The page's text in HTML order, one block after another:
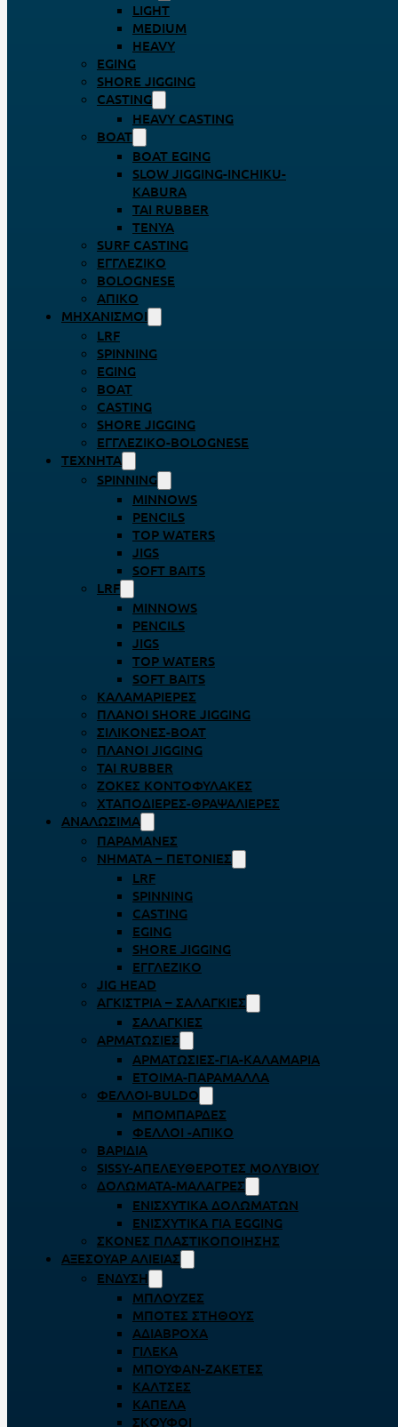
LIGHT
MEDIUM
HEAVY
EGING
SHORE JIGGING
CASTING
HEAVY CASTING
BOAT
BOAT EGING
SLOW JIGGING-INCHIKU-
KABURA
TAI RUBBER
TENYA
SURF CASTING
ΕΓΓΛΈΖΙΚΟ
BOLOGNESE
ΑΠΊΚΟ
ΜΗΧΑΝΙΣΜΟΊ
LRF
SPINNING
EGING
BOAT
CASTING
SHORE JIGGING
ΕΓΓΛΈΖΙΚΟ-BOLOGNESE
ΤΕΧΝΗΤΆ
SPINNING
MINNOWS
PENCILS
TOP WATERS
JIGS
SOFT BAITS
LRF
MINNOWS
PENCILS
JIGS
TOP WATERS
SOFT BAITS
ΚΑΛΑΜΑΡΙΈΡΕΣ
ΠΛΆΝΟΙ SHORE JIGGING
ΣΙΛΙΚΌΝΕΣ-BOAT
ΠΛΆΝΟΙ JIGGING
TAI RUBBER
ΖΌΚΕΣ ΚΟΝΤΟΦΎΛΑΚΕΣ
ΧΤΑΠΟΔΙΈΡΕΣ-ΘΡΑΨΑΛΙΈΡΕΣ
ΑΝΑΛΏΣΙΜΑ
ΠΑΡΑΜΆΝΕΣ
ΝΉΜΑΤΑ – ΠΕΤΟΝΙΈΣ
LRF
SPINNING
CASTING
EGING
SHORE JIGGING
ΕΓΓΛΈΖΙΚΟ
JIG HEAD
ΑΓΚΊΣΤΡΙΑ – ΣΑΛΑΓΚΙΈΣ
ΣΑΛΑΓΚΙΈΣ
ΑΡΜΑΤΩΣΙΈΣ
ΑΡΜΑΤΩΣΙΈΣ-ΓΙΑ-ΚΑΛΑΜΆΡΙΑ
ΈΤΟΙΜΑ-ΠΑΡΆΜΑΛΛΑ
ΦΕΛΛΟΊ-BULDO
ΜΠΟΜΠΆΡΔΕΣ
ΦΕΛΛΟΊ -ΑΠΊΚΟ
ΒΑΡΊΔΙΑ
SISSY-ΑΠΕΛΕΥΘΕΡΟΤΈΣ ΜΟΛΥΒΙΟΎ
ΔΟΛΏΜΑΤΑ-ΜΑΛΆΓΡΕΣ
ΕΝΙΣΧΥΤΙΚΆ ΔΟΛΩΜΆΤΩΝ
ΕΝΙΣΧΥΤΙΚΆ ΓΙΑ EGGING
ΣΚΌΝΕΣ ΠΛΑΣΤΙΚΟΠΟΊΗΣΗΣ
ΑΞΕΣΟΥΆΡ ΑΛΙΕΊΑΣ
ΈΝΔΥΣΗ
ΜΠΛΟΎΖΕΣ
ΜΠΌΤΕΣ ΣΤΉΘΟΥΣ
ΑΔΙΆΒΡΟΧΑ
ΓΙΛΈΚΑ
ΜΠΟΥΦΆΝ-ΖΑΚΈΤΕΣ
ΚΆΛΤΣΕΣ
ΚΑΠΈΛΑ
ΣΚΟΎΦΟΙ